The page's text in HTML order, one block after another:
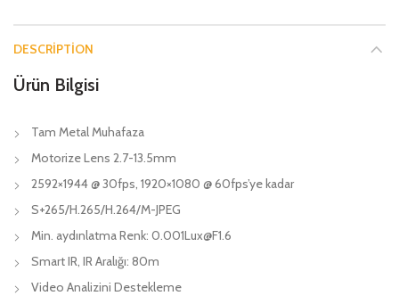
DESCRIPTION
Ürün Bilgisi
Tam Metal Muhafaza
Motorize Lens 2.7-13.5mm
2592×1944 @ 30fps, 1920×1080 @ 60fps’ye kadar
S+265/H.265/H.264/M-JPEG
Min. aydınlatma Renk: 0.001Lux@F1.6
Smart IR, IR Aralığı: 80m
Video Analizini Destekleme